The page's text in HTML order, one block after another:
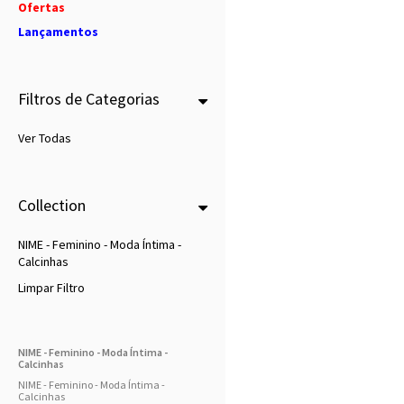
Ofertas
Lançamentos
Filtros de Categorias
Ver Todas
Collection
NIME - Feminino - Moda Íntima -
Calcinhas
Limpar Filtro
NIME - Feminino - Moda Íntima -
Calcinhas
NIME - Feminino - Moda Íntima -
Calcinhas